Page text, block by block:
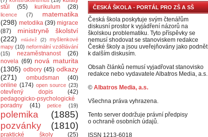
stůl
(55) kurikulum (28)
licence (7)
matematika
(298) metodika (39) migrace
(87)
ministryně školství
(222)
mládež (2)
myšlenkové
mapy (10) neformální vzdělávání
(15)
nezaměstnanost
(26)
novela (69) nová maturita
(1305) odbory (45) odkazy
(271)
ombudsman
(40)
online (174) open source (23)
otevřený dopis
(42)
pedagogicko-psychologické
poradny
(41) petice (19)
polemika
(1885)
pozvánky
(1810)
praktické školy
(25)
ČESKÁ ŠKOLA - PORTÁL PRO ZŠ A SŠ
Česká škola poskytuje svým čtenářům
diskusní prostor k vyjádření názorů na
školskou problematiku. Tyto příspěvky se
nemusí shodovat se stanoviskem redakce
České školy a jsou uveřejňovány jako podnět
k dalším diskusím.
Obsah článků nemusí vyjadřovat stanovisko
redakce nebo vydavatele Albatros Media, a.s.
© Albatros Media, a.s.
Všechna práva vyhrazena.
Tento server dodržuje právní předpisy
o ochraně osobních údajů.
ISSN 1213-6018